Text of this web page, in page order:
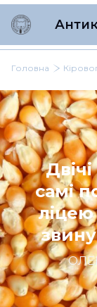
Головна
самі
ліцею